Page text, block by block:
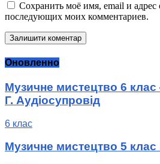
Сохранить моё имя, email и адрес
последующих моих комментариев.
Оновленно
Музичне мистецтво 6
Г. Аудіосупровід
6 клас
Музичне мистецтво 5 клас